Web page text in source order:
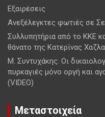
Εξαιρέσεις
Ανεξέλεγκτες φωτιές σε
Συλλυπητήρια από το ΚΚΕ
θάνατο της Κατερίνας
Μ. Συντυχάκης: Οι
πυρκαγιές μόνο οργή και
(VIDEO)
Μεταστοιχεία